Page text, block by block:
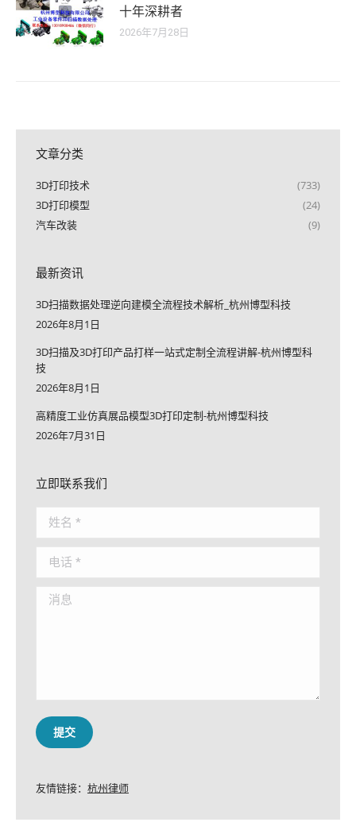
十年深耕者
2026年7月28日
文章分类
3D打印技术
(733)
3D打印模型
(24)
汽车改装
(9)
最新资讯
3D扫描数据处理逆向建模全流程技术解析_杭州博型科技
2026年8月1日
3D扫描及3D打印产品打样一站式定制全流程讲解-杭州博型科
技
2026年8月1日
高精度工业仿真展品模型3D打印定制-杭州博型科技
2026年7月31日
立即联系我们
姓名 *
电话 *
消息
提交
友情链接： 杭州律师